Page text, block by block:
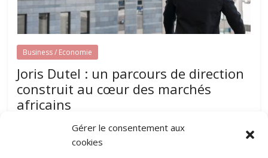
Gérer le consentement aux
cookies
Business / Economie
Joris Dutel : un parcours de direction
construit au cœur des marchés
africains
Développer une entreprise dans plusieurs pays nécessite